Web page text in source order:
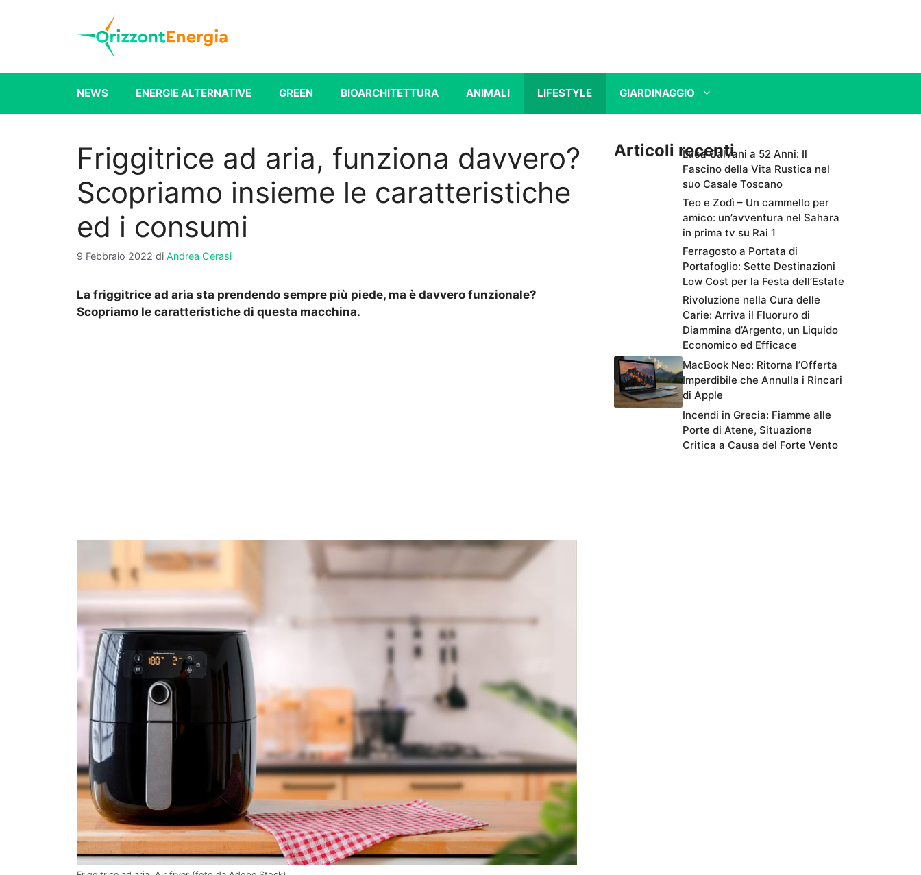
NEWS ENERGIE ALTERNATIVE GREEN BIOARCHITETTURA ANIMALI LIFESTYLE GIARDINAGGIO
Friggitrice ad aria, funziona davvero?
Scopriamo insieme le caratteristiche
ed i consumi
9 Febbraio 2022 di Andrea Cerasi
La friggitrice ad aria sta prendendo sempre più piede, ma è davvero funzionale?
Scopriamo le caratteristiche di questa macchina.
Articoli recentiLuca Calvani a 52 Anni: Il
Fascino della Vita Rustica nel
suo Casale Toscano
Teo e Zodì – Un cammello per
amico: un’avventura nel Sahara
in prima tv su Rai 1
Ferragosto a Portata di
Portafoglio: Sette Destinazioni
Low Cost per la Festa dell’Estate
Rivoluzione nella Cura delle
Carie: Arriva il Fluoruro di
Diammina d’Argento, un Liquido
Economico ed Efficace
MacBook Neo: Ritorna l’Offerta
Imperdibile che Annulla i Rincari
di Apple
Incendi in Grecia: Fiamme alle
Porte di Atene, Situazione
Critica a Causa del Forte Vento